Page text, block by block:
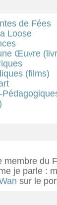
membre du
je parle :
sur le
de Fées
Loose
Œuvre
(films)